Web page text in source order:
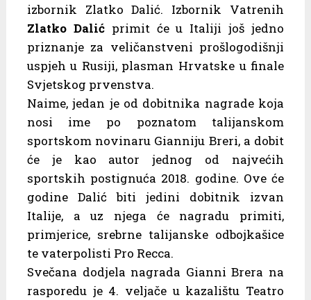
izbornik Zlatko Dalić. Izbornik Vatrenih
Zlatko Dalićprimit će u Italiji još jedno
priznanje za veličanstveni prošlogodišnji
uspjeh u Rusiji, plasman Hrvatske u finale
Svjetskog prvenstva.
Naime, jedan je od dobitnika nagrade koja
nosi ime po poznatom talijanskom
sportskom novinaru Gianniju Breri, a dobit
će je kao autor jednog od najvećih
sportskih postignuća 2018. godine. Ove će
godine Dalić biti jedini dobitnik izvan
Italije, a uz njega će nagradu primiti,
primjerice, srebrne talijanske odbojkašice
te vaterpolisti Pro Recca.
Svečana dodjela nagrada Gianni Brera na
rasporedu je 4. veljače u kazalištu Teatro